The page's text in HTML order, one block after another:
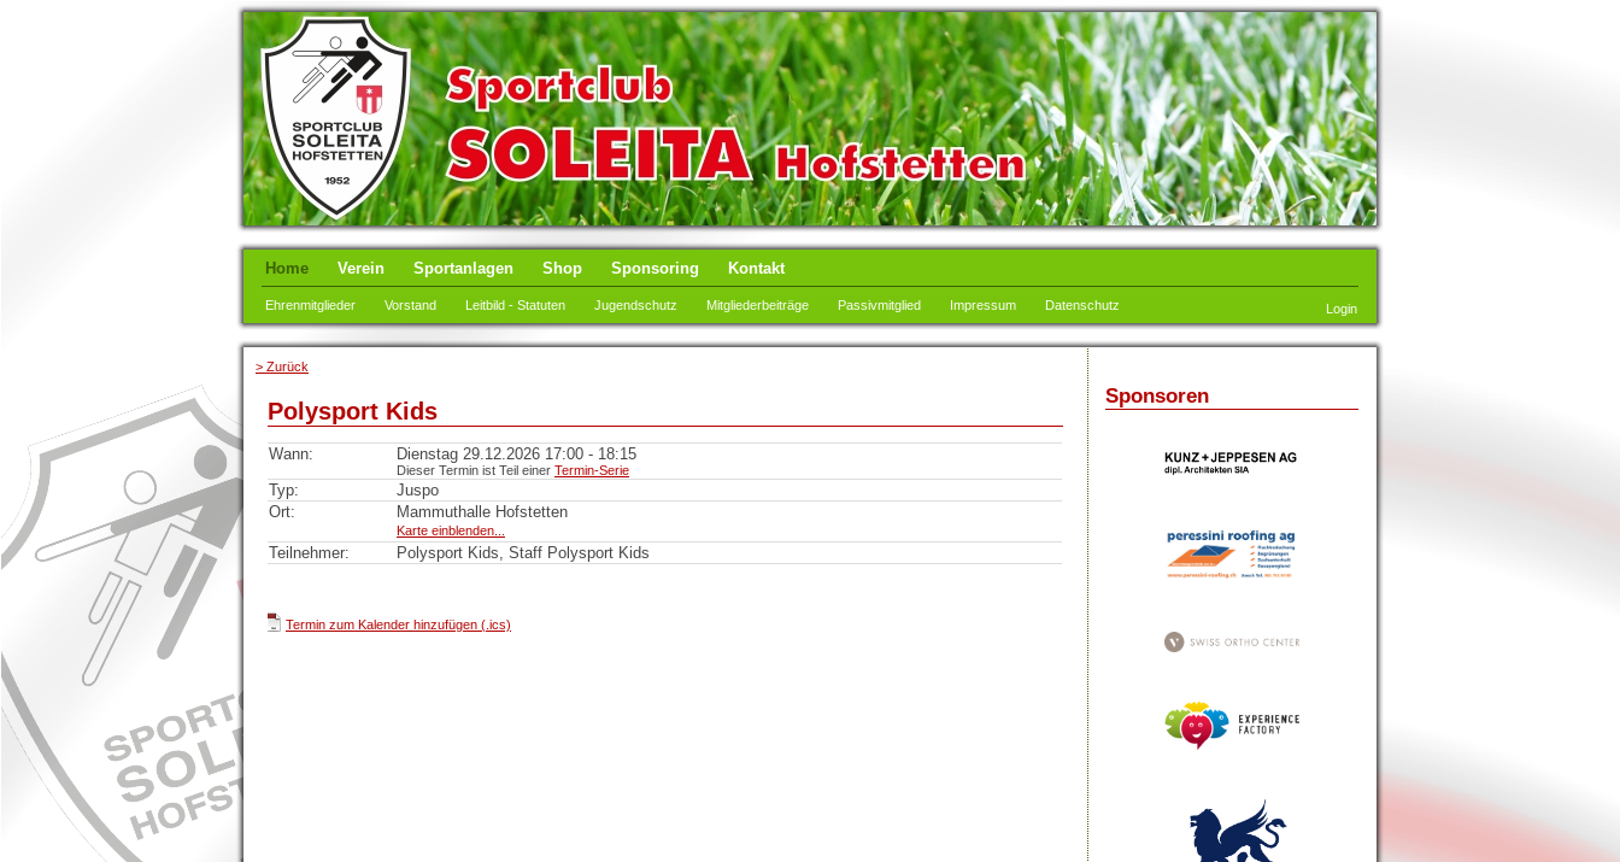
Home Verein Sportanlagen Shop Sponsoring Kontakt
Ehrenmitglieder Vorstand Leitbild - Statuten Jugendschutz Mitgliederbeiträge Passivmitglied Impressum Datenschutz Login
> Zurück
Polysport Kids
Wann: Dienstag 29.12.2026 17:00 - 18:15
Dieser Termin ist Teil einer Termin-Serie
Typ:
Juspo
Ort:
Mammuthalle Hofstetten
Karte einblenden...
Teilnehmer: Polysport Kids, Staff Polysport Kids
Termin zum Kalender hinzufügen (.ics)
Sponsoren